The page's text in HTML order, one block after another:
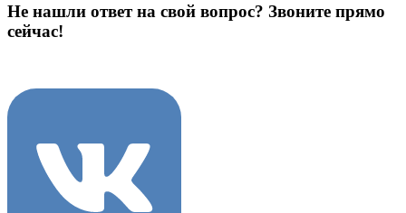
Не нашли ответ на свой вопрос? Звоните прямо
сейчас!